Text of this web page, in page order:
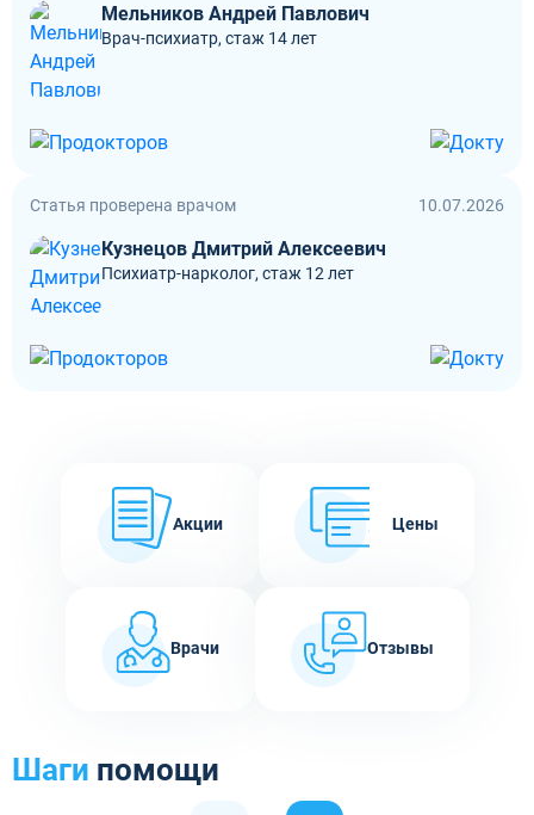
Мельников Андрей Павлович
Врач-психиатр, стаж 14 лет
Статья проверена врачом 10.07.2026
Кузнецов Дмитрий Алексеевич
Психиатр-нарколог, стаж 12 лет
Акции Цены
Врачи Отзывы
Шаги помощи